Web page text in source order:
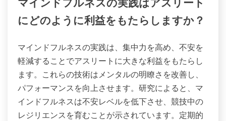
マインドフルネスの実践はアスリート
にどのように利益をもたらしますか？
マインドフルネスの実践は、集中力を高め、不安を
軽減することでアスリートに大きな利益をもたらし
ます。これらの技術はメンタルの明瞭さを改善し、
パフォーマンスを向上させます。研究によると、マ
インドフルネスは不安レベルを低下させ、競技中の
レジリエンスを育むことが示されています。定期的